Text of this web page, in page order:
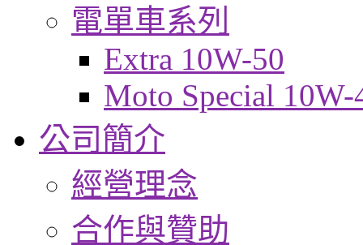
電單車系列
Extra 10W-50
Moto Special 10W-
公司簡介
經營理念
合作與贊助